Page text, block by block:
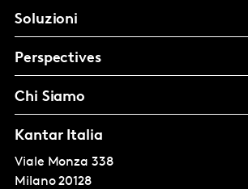
Soluzioni
Perspectives
Chi Siamo
Kantar Italia
Viale Monza 338
Milano 20128